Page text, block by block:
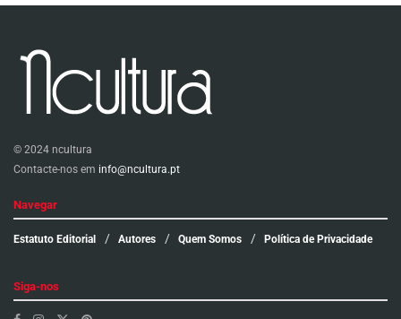
© 2024 ncultura
Contacte-nos em info@ncultura.pt
Navegar
Estatuto Editorial Autores Quem Somos Política de Privacidade
Siga-nos